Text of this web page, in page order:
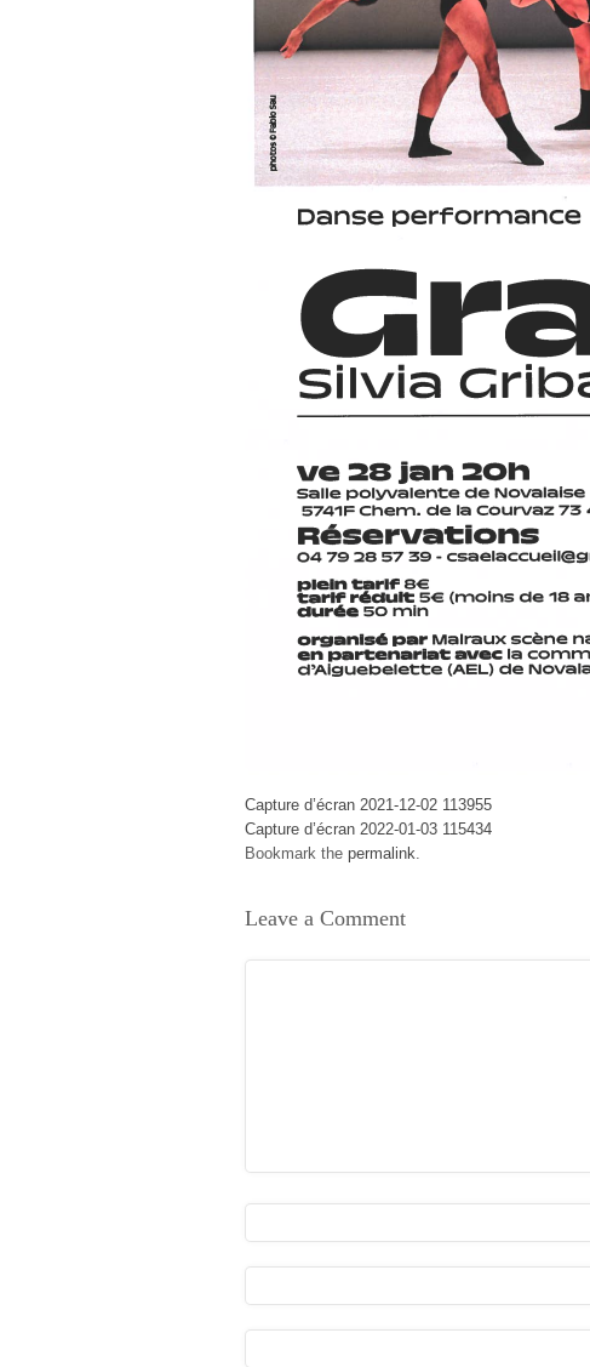
Capture d’écran 2021-12-02 113955
Capture d’écran 2022-01-03 115434
Bookmark the permalink.
Leave a Comment